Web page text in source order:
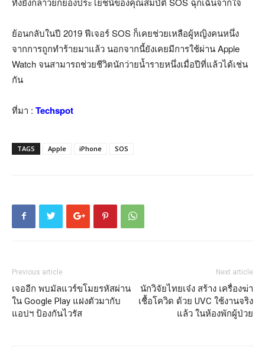
ย้อนกลับในปี 2019 ฟีเจอร์ SOS ก็เคยช่วยเหลือผู้หญิงคนหนึ่ง
จากการถูกทำร้ายมาแล้ว นอกจากนี้ยังเคยมีการใช้ผ่าน Apple
Watch จนสามารถช่วยชีวิตนักว่ายน้ำรายหนึ่งเมื่อปีที่แล้วได้เช่น
กัน
ที่มา : Techspot
TAGS Apple iPhone SOS
Previous article
เจออีก พบมัลแวร์ขโมยรหัสผ่าน
ใน Google Play แฝงตัวมากับ
แอปฯ ป้องกันไวรัส
Next article
นักวิจัยไทยเจ๋ง สร้าง เครื่องฆ่า
เชื้อโควิด ด้วย UVC ใช้งานจริง
แล้ว ในห้องพักผู้ป่วย